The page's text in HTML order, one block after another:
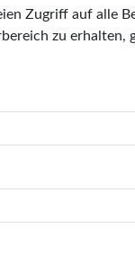
Zugriff auf alle
zu erhalten,